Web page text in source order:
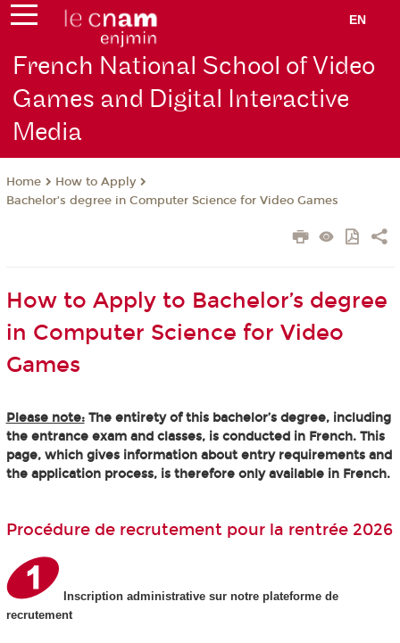
EN
French National School of Video
Games and Digital Interactive
Media
Home
How to Apply
Bachelor’s degree in Computer Science for Video Games
How to Apply to Bachelor’s degree
in Computer Science for Video
Games
Please note:The entirety of this bachelor’s degree, including
the entrance exam and classes, is conducted in French. This
page, which gives information about entry requirements and
the application process, is therefore only available in French.
Procédure de recrutement pour la rentrée 2026
Inscription administrative sur notre plateforme de
recrutement